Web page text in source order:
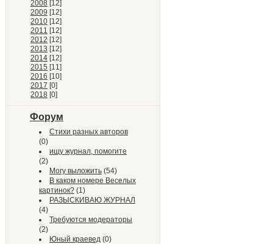
2008 [12]
2009 [12]
2010 [12]
2011 [12]
2012 [12]
2013 [12]
2014 [12]
2015 [11]
2016 [10]
2017 [0]
2018 [0]
Форум
Стихи разных авторов
(0)
ищу журнал, помогите
(2)
Могу выложить (54)
В каком номере Веселых
картинок? (1)
РАЗЫСКИВАЮ ЖУРНАЛ
(4)
Требуются модераторы
(2)
Юный краевед (0)